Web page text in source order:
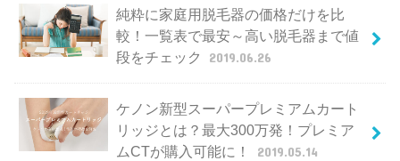
純粋に家庭用脱毛器の価格だけを比
較！一覧表で最安～高い脱毛器まで値
段をチェック
2019.06.26
ケノン新型スーパープレミアムカート
リッジとは？最大300万発！プレミア
ムCTが購入可能に！
2019.05.14